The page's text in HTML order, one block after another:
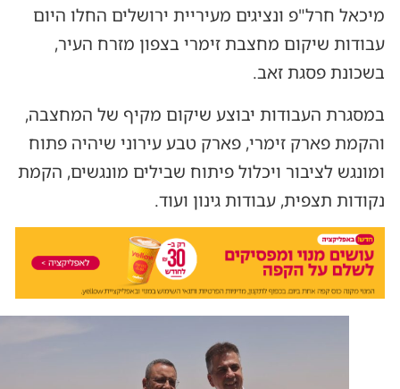
מיכאל חרל"פ ונציגים מעיריית ירושלים החלו היום
עבודות שיקום מחצבת זימרי בצפון מזרח העיר,
בשכונת פסגת זאב.
במסגרת העבודות יבוצע שיקום מקיף של המחצבה,
והקמת פארק זימרי, פארק טבע עירוני שיהיה פתוח
ומונגש לציבור ויכלול פיתוח שבילים מונגשים, הקמת
נקודות תצפית, עבודות גינון ועוד.